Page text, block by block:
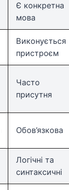
Є конкретна
мова
Виконується
пристроєм
Часто
присутня
Обов’язкова
Логічні та
синтаксичні